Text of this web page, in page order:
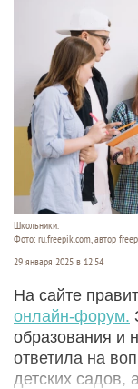
Школьники.
Фото: ru.freepik.com, автор
29 января 2025 в 12:54
На сайте
онлайн-форум.
образования и
ответила на
детских садов,